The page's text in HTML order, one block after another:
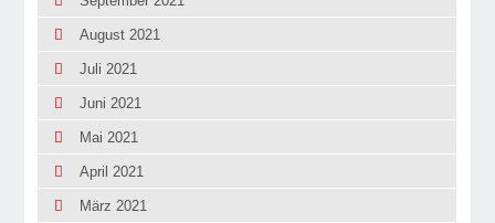
August 2021
Juli 2021
Juni 2021
Mai 2021
April 2021
März 2021